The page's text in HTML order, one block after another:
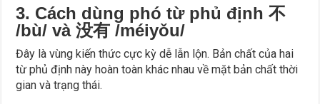
3. Cách dùng phó từ phủ định 不
/bù/ và 没有 /méiyǒu/
Đây là vùng kiến thức cực kỳ dễ lẫn lộn. Bản chất của hai
từ phủ định này hoàn toàn khác nhau về mặt bản chất thời
gian và trạng thái.